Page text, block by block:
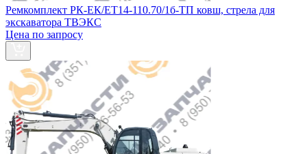
Ремкомплект РК-ЕК/ЕТ14-110.70/1б-ТП ковш, стрела для
экскаватора ТВЭКС
Цена по запросу